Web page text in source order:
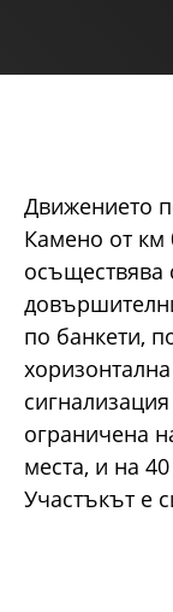
Движението
Камено от км
по банкети,
ограничена
места, и на
Участъкът е